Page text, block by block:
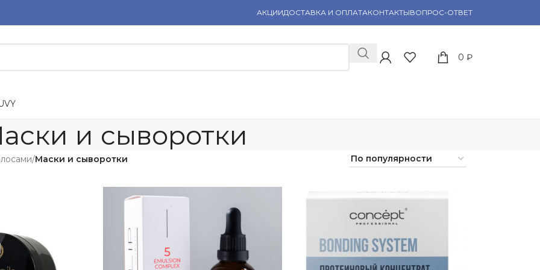
АКЦИИДОСТАВКА И ОПЛАТАКОНТАКТЫВОПРОС-ОТВЕТ
0 ₽
VY
и сыворотки
/Маски и сыворотки